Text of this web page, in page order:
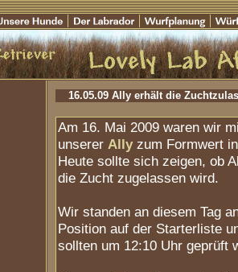
16.05.09 Ally erhält die
Am 16. Mai 2009 waren wir
unserer Allyzum Formwert
Heute sollte sich zeigen, ob
die Zucht zugelassen wird.
Wir standen an diesem Tag
Position auf der Starterliste
sollten um 12:10 Uhr geprüft